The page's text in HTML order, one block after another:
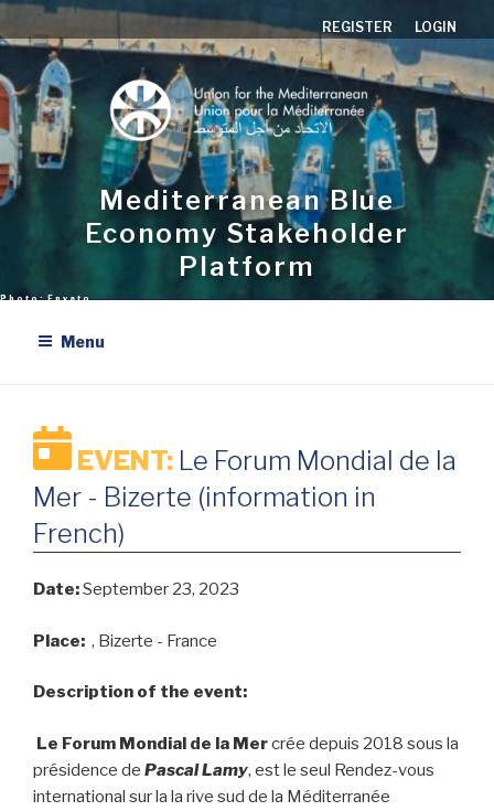
Skip
to
content
REGISTER LOGIN
Mediterranean Blue
Economy Stakeholder
Platform
Menu
EVENT: Le Forum Mondial de la
Mer - Bizerte (information in
French)
Date:September 23, 2023
Place: , Bizerte - France
Description of the event:
Le Forum Mondial de la Mercrée depuis 2018 sous la
présidence de Pascal Lamy, est le seul Rendez-vous
international sur la la rive sud de la Méditerranée